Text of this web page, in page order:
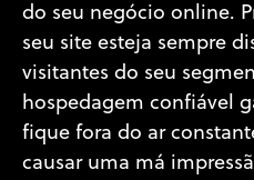
do seu negócio online.
seu site esteja sempre
visitantes do seu
hospedagem confiável
fique fora do ar
causar uma má